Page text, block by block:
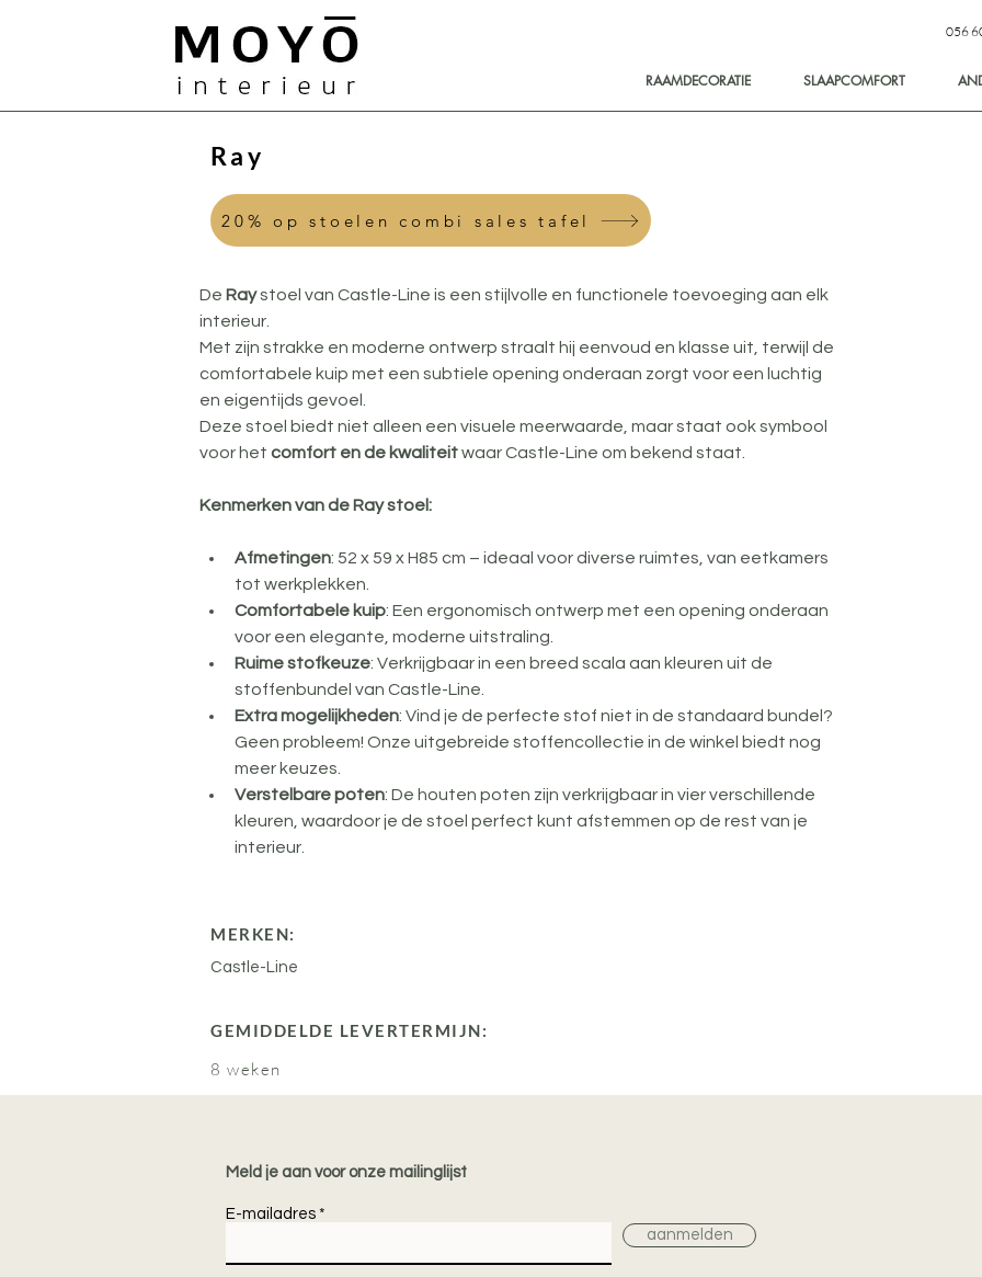
MOYO 056
RAAMDECORATIE SLAAPCOMFORT
Ray
20% op stoelen combi sales tafel
De Ray stoel van Castle-Line is een stijlvolle en functionele toevoeging aan elk
interieur.
Met zijn strakke en moderne ontwerp straalt hij eenvoud en klasse uit, terwijl de
comfortabele kuip met een subtiele opening onderaan zorgt voor een luchtig
en eigentijds gevoel.
Deze stoel biedt niet alleen een visuele meerwaarde, maar staat ook symbool
voor het comfort en de kwaliteit waar Castle-Line om bekend staat.
Kenmerken van de Ray stoel:
Afmetingen: 52 x 59 x H85 cm – ideaal voor diverse ruimtes, van eetkamers
tot werkplekken.
Comfortabele kuip: Een ergonomisch ontwerp met een opening onderaan
voor een elegante, moderne uitstraling.
Ruime stofkeuze: Verkrijgbaar in een breed scala aan kleuren uit de
stoffenbundel van Castle-Line.
Extra mogelijkheden: Vind je de perfecte stof niet in de standaard bundel?
Geen probleem! Onze uitgebreide stoffencollectie in de winkel biedt nog
meer keuzes.
Verstelbare poten: De houten poten zijn verkrijgbaar in vier verschillende
kleuren, waardoor je de stoel perfect kunt afstemmen op de rest van je
interieur.
MERKEN:
Castle-Line
GEMIDDELDE LEVERTERMIJN:
8 weken
Meld je aan voor onze mailinglijst
E-mailadres
aanmelden